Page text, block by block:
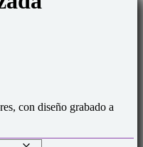
con diseño grabado a